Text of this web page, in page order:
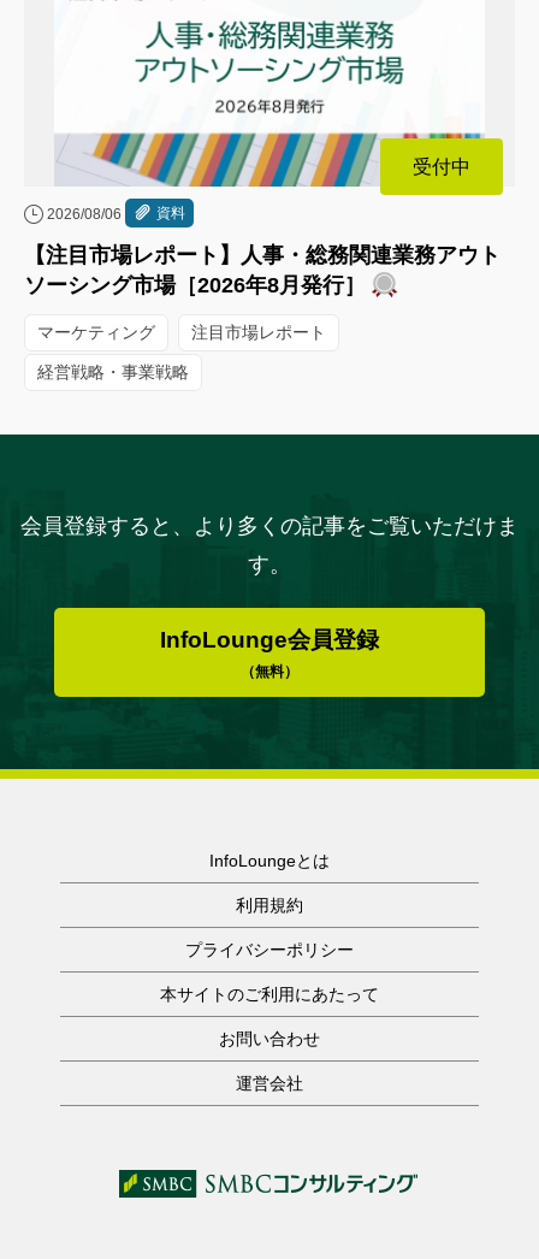
受付中
2026/08/06 資料
【注目市場レポート】人事・総務関連業務アウト
ソーシング市場［2026年8月発行］
マーケティング 注目市場レポート
経営戦略・事業戦略
会員登録すると、より多くの記事をご覧いただけま
す。
InfoLounge会員登録
（無料）
InfoLoungeとは
利用規約
プライバシーポリシー
本サイトのご利用にあたって
お問い合わせ
運営会社